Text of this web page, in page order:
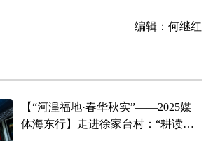
编辑：何继红
【“河湟福地·春华秋实”——2025媒
体海东行】走进徐家台村：“耕读传